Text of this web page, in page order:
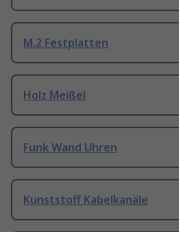
M.2 Festplatten
Holz Meißel
Funk Wand Uhren
Kunststoff Kabelkanäle